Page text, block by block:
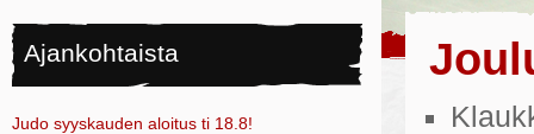
Ajankohtaista
Judo syyskauden aloitus ti 18.8!